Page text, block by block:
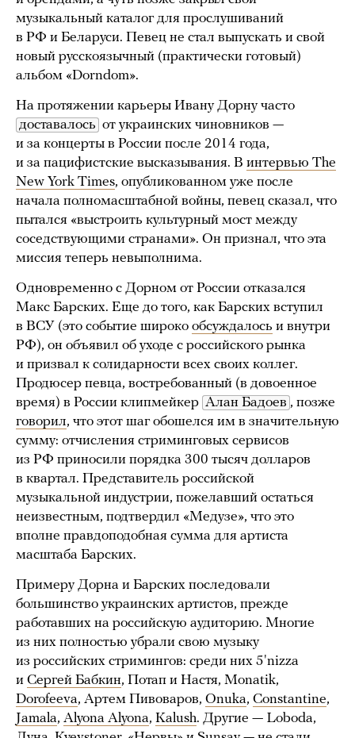
музыкальный каталог для прослушиваний
в РФ и Беларуси. Певец не стал выпускать и свой
новый русскоязычный (практически готовый)
альбом «Dorndom».
На протяжении карьеры Ивану Дорну часто
доставалось от украинских чиновников —
и за концерты в России после 2014 года,
и за пацифистские высказывания. В интервью The
New York Times, опубликованном уже после
начала полномасштабной войны, певец сказал, что
пытался «выстроить культурный мост между
соседствующими странами». Он признал, что эта
миссия теперь невыполнима.
Одновременно с Дорном от России отказался
Макс Барских. Еще до того, как Барских вступил
в ВСУ (это событие широко обсуждалось и внутри
РФ), он объявил об уходе с российского рынка
и призвал к солидарности всех своих коллег.
Продюсер певца, востребованный (в довоенное
время) в России клипмейкер Алан Бадоев , позже
говорил, что этот шаг обошелся им в значительную
сумму: отчисления стриминговых сервисов
из РФ приносили порядка 300 тысяч долларов
в квартал. Представитель российской
музыкальной индустрии, пожелавший остаться
неизвестным, подтвердил «Медузе», что это
вполне правдоподобная сумма для артиста
масштаба Барских.
Примеру Дорна и Барских последовали
большинство украинских артистов, прежде
работавших на российскую аудиторию. Многие
из них полностью убрали свою музыку
из российских стримингов: среди них 5'nizza
и Сергей Бабкин, Потап и Настя, Monatik,
Dorofeeva, Артем Пивоваров, Onuka, Constantine,
Jamala, Alyona Alyona, Kalush. Другие — Loboda,